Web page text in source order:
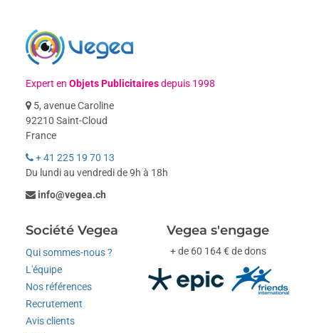
Expert enObjets Publicitairesdepuis 1998
5, avenue Caroline
92210 Saint-Cloud
France
+ 41 225 19 70 13
Du lundi au vendredi de 9h à 18h
info@vegea.ch
Société Vegea
Qui sommes-nous ?
L'équipe
Nos références
Recrutement
Avis clients
Vegea s'engage
+ de 60 164 € de dons